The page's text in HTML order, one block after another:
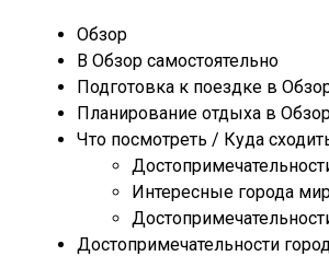
Обзор
В Обзор самостоятельно
Подготовка к поездке в
Планирование отдыха в
Что посмотреть / Куда
Интересные города
Достопримечательности